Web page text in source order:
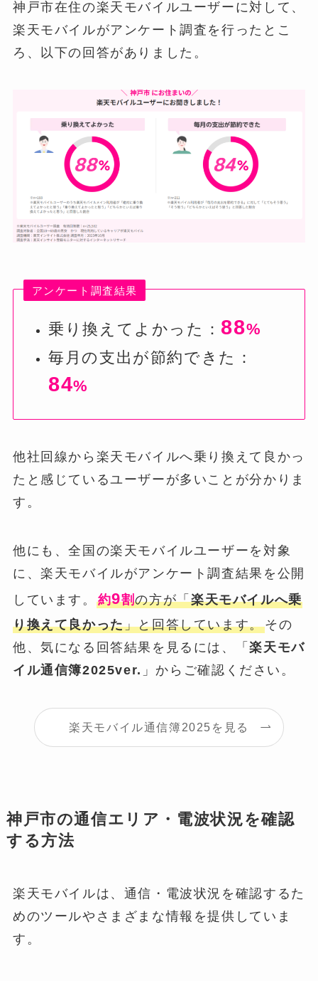
神戸市在住の楽天モバイルユーザーに対して、
楽天モバイルがアンケート調査を行ったとこ
ろ、以下の回答がありました。
アンケート調査結果
乗り換えてよかった： 88%
毎月の支出が節約できた：
84%
他社回線から楽天モバイルへ乗り換えて良かっ
たと感じているユーザーが多いことが分かりま
す。
他にも、全国の楽天モバイルユーザーを対象
に、楽天モバイルがアンケート調査結果を公開
しています。 約9割の方が「楽天モバイルへ乗
り換えて良かった」と回答しています。その
他、気になる回答結果を見るには、「楽天モバ
イル通信簿2025ver. 」からご確認ください。
楽天モバイル通信簿2025を見る
神戸市の通信エリア・電波状況を確認
する方法
楽天モバイルは、通信・電波状況を確認するた
めのツールやさまざまな情報を提供していま
す。